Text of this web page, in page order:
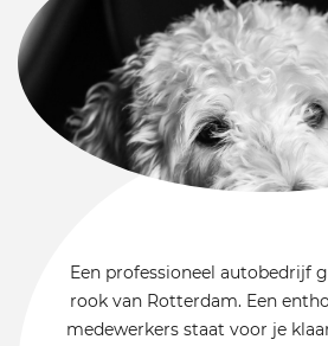
Een professioneel autobedrijf
rook van Rotterdam. Een
medewerkers staat voor je